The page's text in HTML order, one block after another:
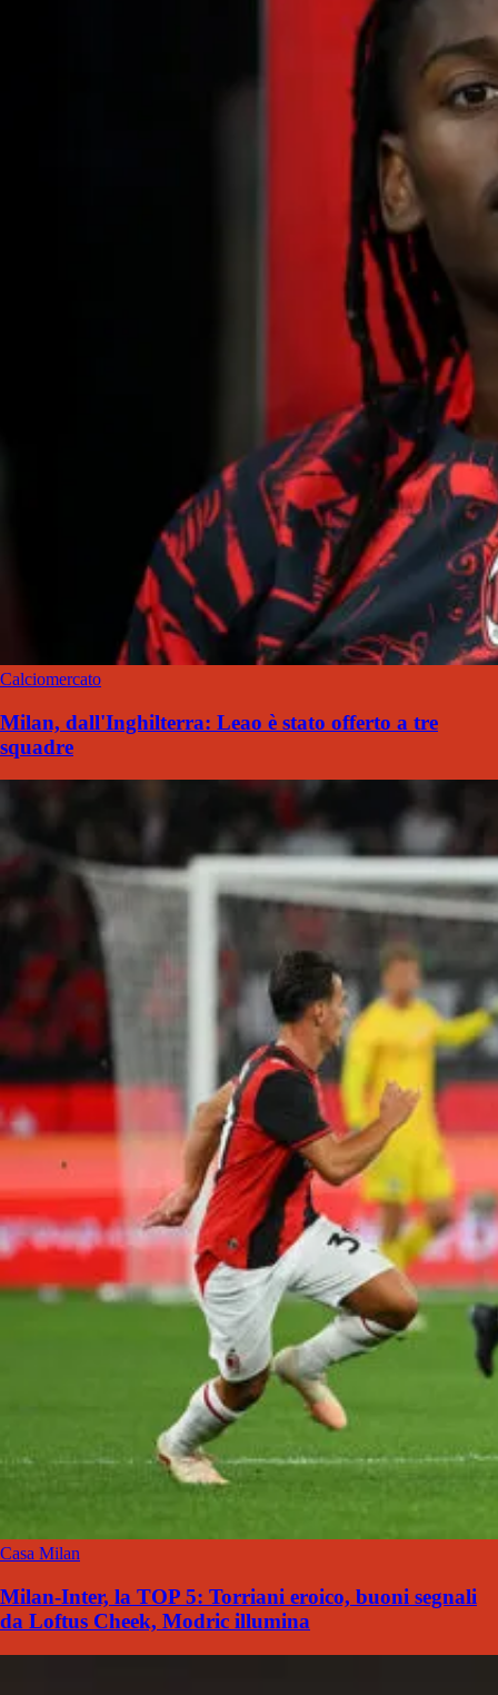
Calciomercato
Milan, dall'Inghilterra: Leao è stato offerto a tre
squadre
Casa Milan
Milan-Inter, la TOP 5: Torriani eroico, buoni segnali
da Loftus Cheek, Modric illumina